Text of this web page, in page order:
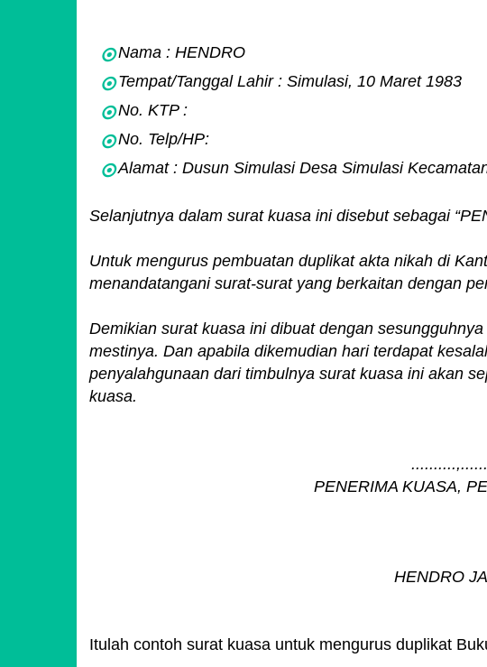
Nama : HENDRO
Tempat/Tanggal Lahir : Simulasi, 10 Maret 1983
No. KTP :
No. Telp/HP:
Alamat : Dusun Simulasi Desa Simulasi
Selanjutnya dalam surat kuasa ini disebut sebagai
Untuk mengurus pembuatan duplikat akta nikah di
menandatangani surat-surat yang berkaitan dengan
Demikian surat kuasa ini dibuat dengan
mestinya. Dan apabila dikemudian hari terdapat
penyalahgunaan dari timbulnya surat kuasa ini akan
kuasa.
PENERIMA KUASA,
HENDRO
Itulah contoh surat kuasa untuk mengurus duplikat